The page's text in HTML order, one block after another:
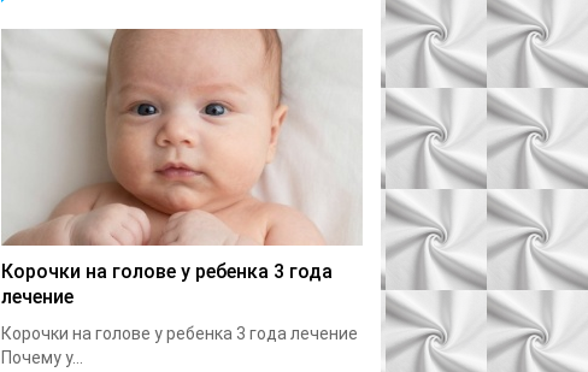
Корочки на голове у ребенка 3 года
лечение
Корочки на голове у ребенка 3 года лечение
Почему у...